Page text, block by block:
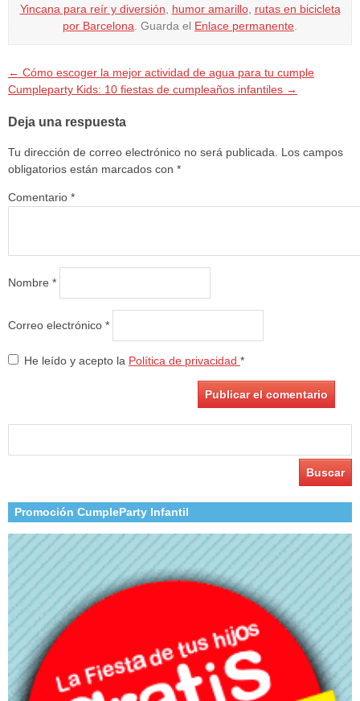
Yincana para reír y diversión, humor amarillo, rutas en bicicleta
por Barcelona. Guarda el Enlace permanente.
← Cómo escoger la mejor actividad de agua para tu cumple
Cumpleparty Kids: 10 fiestas de cumpleaños infantiles →
Deja una respuesta
Tu dirección de correo electrónico no será publicada. Los campos
obligatorios están marcados con *
Comentario *
Nombre *
Correo electrónico *
He leído y acepto la Política de privacidad *
Promoción CumpleParty Infantil